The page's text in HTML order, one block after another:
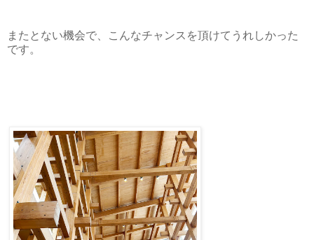
またとない機会で、こんなチャンスを頂けてうれしかった
です。